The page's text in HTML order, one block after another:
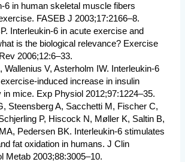
6 in human skeletal muscle fibers
FASEB J 2003;17:2166–8.
Interleukin-6 in acute exercise and
is the biological relevance? Exercise
2006;12:6–33.
Wallenius V, Asterholm IW. Interleukin-6
induced increase in insulin
in mice. Exp Physiol 2012;97:1224–35.
Steensberg A, Sacchetti M, Fischer C,
P, Hiscock N, Møller K, Saltin B,
Pedersen BK. Interleukin-6 stimulates
fat oxidation in humans. J Clin
Metab 2003;88:3005–10.